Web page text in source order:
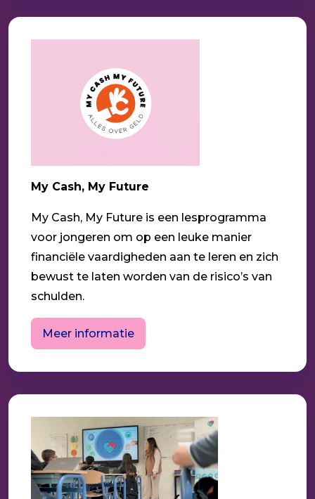
My Cash, My Future
My Cash, My Future is een lesprogramma
voor jongeren om op een leuke manier
financiële vaardigheden aan te leren en zich
bewust te laten worden van de risico’s van
schulden.
Meer informatie